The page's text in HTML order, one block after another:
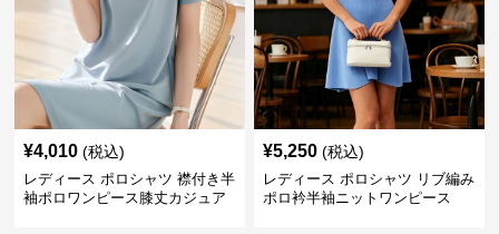
¥4,010 (税込)
レディース ポロシャツ 襟付き半
袖ポロワンピース膝丈カジュア
¥5,250 (税込)
レディース ポロシャツ リブ編み
ポロ衿半袖ニットワンピース